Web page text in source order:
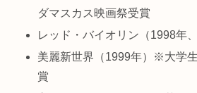
ダマスカス映画祭受賞
レッド・バイオリン（1998年、
美麗新世界（1999年）※大学
賞